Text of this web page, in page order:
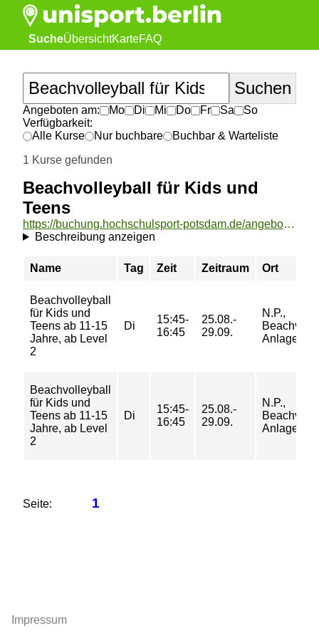
SucheÜbersichtKarteFAQ
Angeboten am: Mo Di Mi Do Fr Sa
So
Verfügbarkeit:
Alle Kurse
Nur buchbare
Buchbar & Warteliste
1 Kurse gefunden
Beachvolleyball für Kids und
Teens
https://buchung.hochschulsport-potsdam.de/angebote/aktueller_zeitraum/_Beachvolleyball_fuer_Kids_und_Teens.html
Beschreibung anzeigen
Name Tag Zeit Zeitraum Ort
Beachvolleyball
für Kids und
Teens ab 11-15
Jahre, ab Level
2
Di
15:45-
16:45
25.08.-
29.09.
N.P.,
Anlage
Beachvolleyball
für Kids und
Teens ab 11-15
Jahre, ab Level
2
Di
15:45-
16:45
25.08.-
29.09.
N.P.,
Anlage
Seite: 1
Impressum